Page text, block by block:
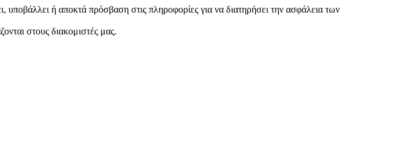
υποβάλλει ή αποκτά πρόσβαση στις πληροφορίες για να διατηρήσει την ασφάλεια των
στους διακομιστές μας.